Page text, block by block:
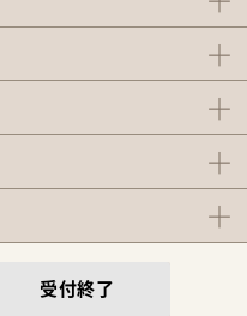
受付終了